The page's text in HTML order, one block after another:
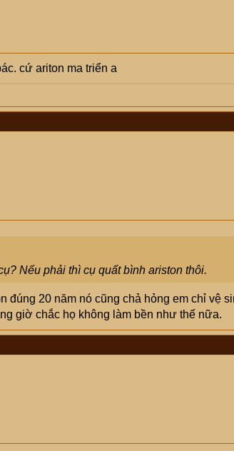
cứ ariton ma triển a
Nếu phải thì cụ quất bình ariston thôi.
đúng 20 năm nó cũng chả hỏng em chỉ vệ
giờ chắc họ không làm bền như thế nữa.